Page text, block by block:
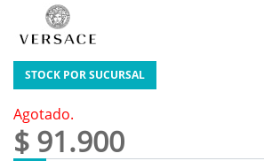
STOCK POR SUCURSAL
Agotado.
$ 91.900